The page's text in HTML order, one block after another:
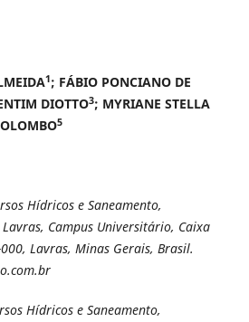
1; FÁBIO PONCIANO DE
DIOTTO3; MYRIANE STELLA
5
Hídricos e Saneamento,
Campus Universitário, Caixa
Lavras, Minas Gerais, Brasil.
Hídricos e Saneamento,